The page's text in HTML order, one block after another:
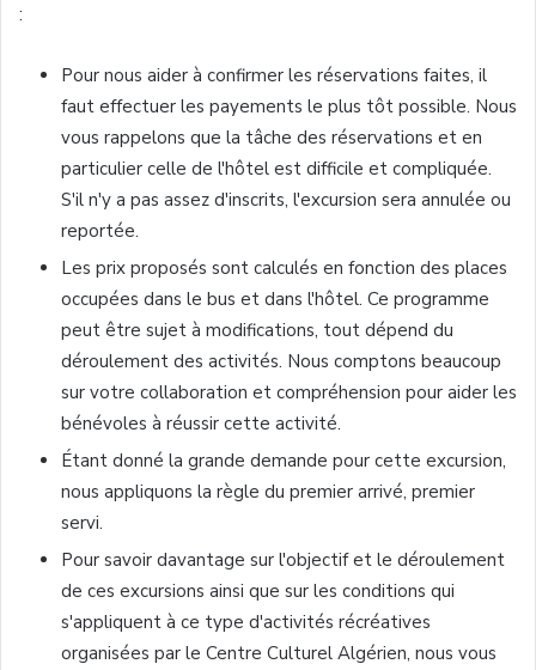
:
Pour nous aider à confirmer les réservations faites, il
faut effectuer les payements le plus tôt possible. Nous
vous rappelons que la tâche des réservations et en
particulier celle de l'hôtel est difficile et compliquée.
S'il n'y a pas assez d'inscrits, l'excursion sera annulée ou
reportée.
Les prix proposés sont calculés en fonction des places
occupées dans le bus et dans l'hôtel. Ce programme
peut être sujet à modifications, tout dépend du
déroulement des activités. Nous comptons beaucoup
sur votre collaboration et compréhension pour aider les
bénévoles à réussir cette activité.
Étant donné la grande demande pour cette excursion,
nous appliquons la règle du premier arrivé, premier
servi.
Pour savoir davantage sur l'objectif et le déroulement
de ces excursions ainsi que sur les conditions qui
s'appliquent à ce type d'activités récréatives
organisées par le Centre Culturel Algérien, nous vous